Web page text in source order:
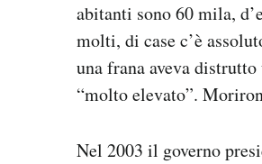
abitanti sono 60 mila,
molti, di case c’è
una frana aveva
“molto elevato”.
Nel 2003 il governo